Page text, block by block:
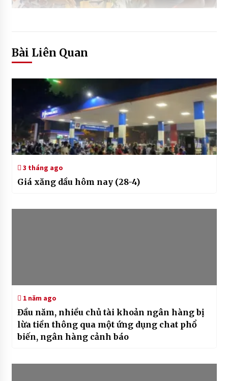
Bài Liên Quan
3 tháng ago
Giá xăng dầu hôm nay (28-4)
1 năm ago
Đầu năm, nhiều chủ tài khoản ngân hàng bị
lừa tiền thông qua một ứng dụng chat phổ
biến, ngân hàng cảnh báo